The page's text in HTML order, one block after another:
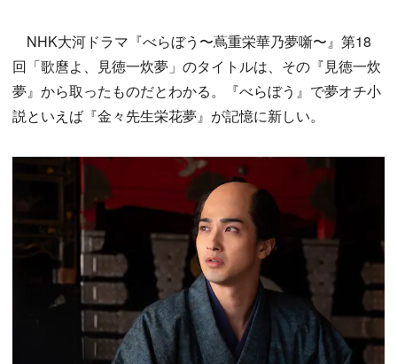
NHK大河ドラマ『べらぼう〜蔦重栄華乃夢噺〜』第18
回「歌麿よ、見徳一炊夢」のタイトルは、その『見徳一炊
夢』から取ったものだとわかる。『べらぼう』で夢オチ小
説といえば『金々先生栄花夢』が記憶に新しい。